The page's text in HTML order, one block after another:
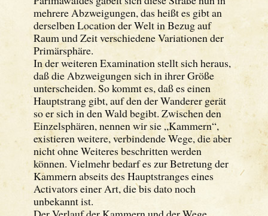
mehrere Abzweigungen, das heißt es gibt an
derselben Location der Welt in Bezug auf
Raum und Zeit verschiedene Variationen der
Primärsphäre.
In der weiteren Examination stellt sich heraus,
daß die Abzweigungen sich in ihrer Größe
unterscheiden. So kommt es, daß es einen
Hauptstrang gibt, auf den der Wanderer gerät
so er sich in den Wald begibt. Zwischen den
Einzelsphären, nennen wir sie „Kammern“,
existieren weitere, verbindende Wege, die aber
nicht ohne Weiteres beschritten werden
können. Vielmehr bedarf es zur Betretung der
Kammern abseits des Hauptstranges eines
Activators einer Art, die bis dato noch
unbekannt ist.